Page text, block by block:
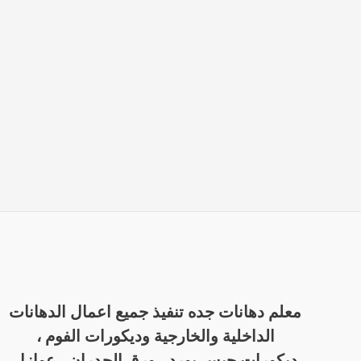
معلم دهانات جده تنفيذ جميع اعمال الدهانات
الداخلية والخارجية وديكورات الفوم ،